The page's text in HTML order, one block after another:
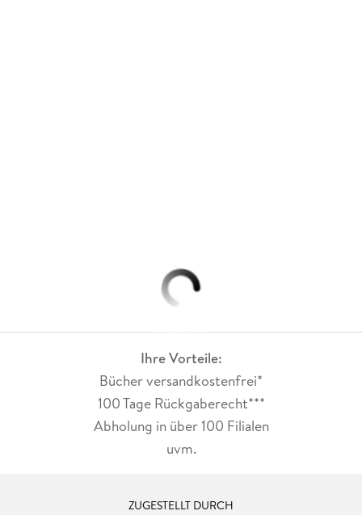
Ihre Vorteile:
Bücher versandkostenfrei*
100 Tage Rückgaberecht***
Abholung in über 100 Filialen
uvm.
ZUGESTELLT DURCH